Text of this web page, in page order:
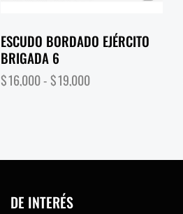
ESCUDO BORDADO EJÉRCITO
BRIGADA 6
$16,000-$19,000
DE INTERÉS